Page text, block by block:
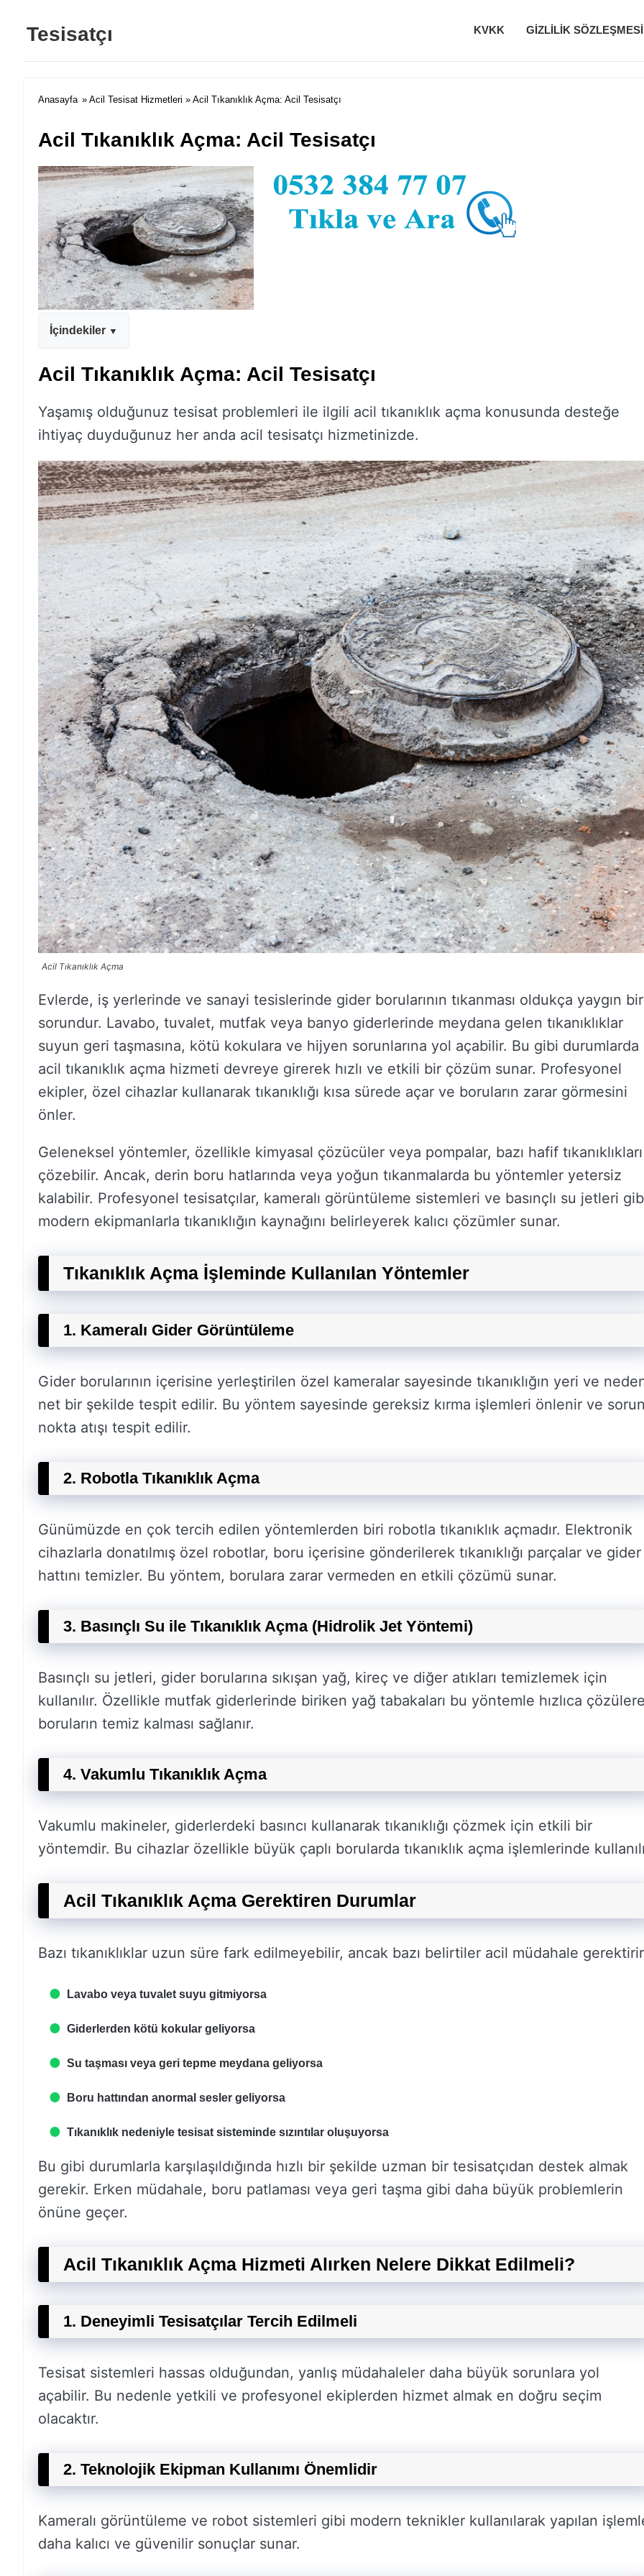
Tesisatçı KVKK GIZLILIK SÖZLEŞMESI
Anasayfa » Acil Tesisat Hizmetleri » Acil Tıkanıklık Açma: Acil Tesisatçı
Acil Tıkanıklık Açma: Acil Tesisatçı
İçindekiler
Acil Tıkanıklık Açma: Acil Tesisatçı
Yaşamış olduğunuz tesisat problemleri ile ilgili acil tıkanıklık açma konusunda desteğe
ihtiyaç duyduğunuz her anda acil tesisatçı hizmetinizde.
Acil Tıkanıklık Açma
Evlerde, iş yerlerinde ve sanayi tesislerinde gider borularının tıkanması oldukça yaygın bir
sorundur. Lavabo, tuvalet, mutfak veya banyo giderlerinde meydana gelen tıkanıklıklar
suyun geri taşmasına, kötü kokulara ve hijyen sorunlarına yol açabilir. Bu gibi durumlarda
acil tıkanıklık açma hizmeti devreye girerek hızlı ve etkili bir çözüm sunar. Profesyonel
ekipler, özel cihazlar kullanarak tıkanıklığı kısa sürede açar ve boruların zarar görmesini
önler.
Geleneksel yöntemler, özellikle kimyasal çözücüler veya pompalar, bazı hafif tıkanıklıkları
çözebilir. Ancak, derin boru hatlarında veya yoğun tıkanmalarda bu yöntemler yetersiz
kalabilir. Profesyonel tesisatçılar, kameralı görüntüleme sistemleri ve basınçlı su jetleri
modern ekipmanlarla tıkanıklığın kaynağını belirleyerek kalıcı çözümler sunar.
Tıkanıklık Açma İşleminde Kullanılan Yöntemler
1. Kameralı Gider Görüntüleme
Gider borularının içerisine yerleştirilen özel kameralar sayesinde tıkanıklığın yeri ve
net bir şekilde tespit edilir. Bu yöntem sayesinde gereksiz kırma işlemleri önlenir ve
nokta atışı tespit edilir.
2. Robotla Tıkanıklık Açma
Günümüzde en çok tercih edilen yöntemlerden biri robotla tıkanıklık açmadır. Elektronik
cihazlarla donatılmış özel robotlar, boru içerisine gönderilerek tıkanıklığı parçalar ve gider
hattını temizler. Bu yöntem, borulara zarar vermeden en etkili çözümü sunar.
3. Basınçlı Su ile Tıkanıklık Açma (Hidrolik Jet Yöntemi)
Basınçlı su jetleri, gider borularına sıkışan yağ, kireç ve diğer atıkları temizlemek için
kullanılır. Özellikle mutfak giderlerinde biriken yağ tabakaları bu yöntemle hızlıca
boruların temiz kalması sağlanır.
4. Vakumlu Tıkanıklık Açma
Vakumlu makineler, giderlerdeki basıncı kullanarak tıkanıklığı çözmek için etkili bir
yöntemdir. Bu cihazlar özellikle büyük çaplı borularda tıkanıklık açma işlemlerinde
Acil Tıkanıklık Açma Gerektiren Durumlar
Bazı tıkanıklıklar uzun süre fark edilmeyebilir, ancak bazı belirtiler acil müdahale
Lavabo veya tuvalet suyu gitmiyorsa
Giderlerden kötü kokular geliyorsa
Su taşması veya geri tepme meydana geliyorsa
Boru hattından anormal sesler geliyorsa
Tıkanıklık nedeniyle tesisat sisteminde sızıntılar oluşuyorsa
Bu gibi durumlarla karşılaşıldığında hızlı bir şekilde uzman bir tesisatçıdan destek almak
gerekir. Erken müdahale, boru patlaması veya geri taşma gibi daha büyük problemlerin
önüne geçer.
Acil Tıkanıklık Açma Hizmeti Alırken Nelere Dikkat Edilmeli?
1. Deneyimli Tesisatçılar Tercih Edilmeli
Tesisat sistemleri hassas olduğundan, yanlış müdahaleler daha büyük sorunlara yol
açabilir. Bu nedenle yetkili ve profesyonel ekiplerden hizmet almak en doğru seçim
olacaktır.
2. Teknolojik Ekipman Kullanımı Önemlidir
Kameralı görüntüleme ve robot sistemleri gibi modern teknikler kullanılarak yapılan
daha kalıcı ve güvenilir sonuçlar sunar.